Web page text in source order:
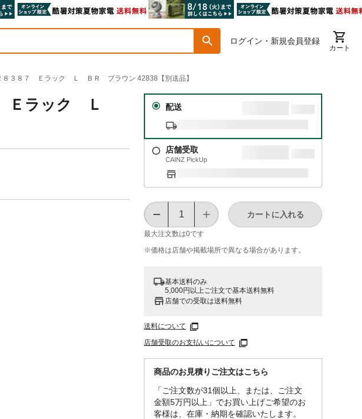
ログイン・新規会員登録
カート
２８３８７ Ｅラック Ｌ ＢＲ ブラウン 42838【別送品】
Ｅラック Ｌ
配送
店舗受取
CAINZ PickUp
最大注文数は0です
カートに入れる
※価格は​店舗や​掲載場所で​異なる​場合が​あります。
基本送料のみ
5,000円以上ご注文で基本送料無料
店舗での受取は送料無料
送料について
店舗受取のお支払いについて
商品のお見積りご注文はこちら
「ご注文数が31個以上、または、ご注文
金額5万円以上」でお買い上げご希望のお
客様は、在庫・納期を確認いたします。